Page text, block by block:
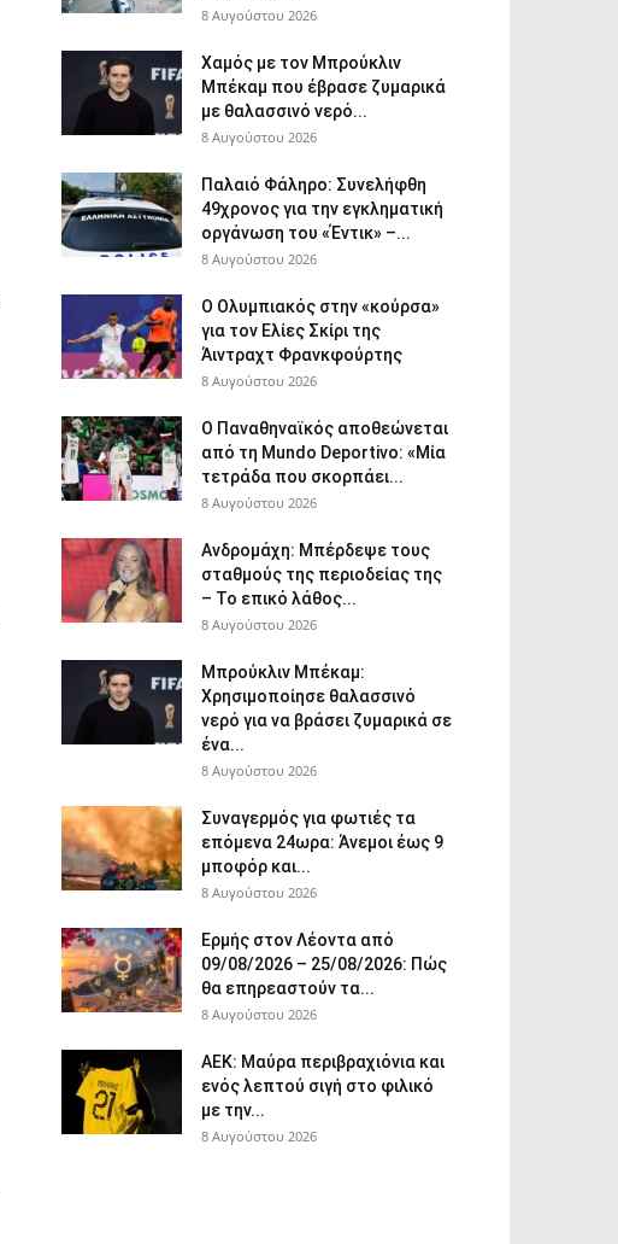
8 Αυγούστου 2026
Χαμός με τον Μπρούκλιν
Μπέκαμ που έβρασε ζυμαρικά
με θαλασσινό νερό...
8 Αυγούστου 2026
Παλαιό Φάληρο: Συνελήφθη
49χρονος για την εγκληματική
οργάνωση του «Έντικ» –...
8 Αυγούστου 2026
Ο Ολυμπιακός στην «κούρσα»
για τον Ελίες Σκίρι της
Άιντραχτ Φρανκφούρτης
8 Αυγούστου 2026
Ο Παναθηναϊκός αποθεώνεται
από τη Mundo Deportivo: «Μία
τετράδα που σκορπάει...
8 Αυγούστου 2026
Ανδρομάχη: Μπέρδεψε τους
σταθμούς της περιοδείας της
– Το επικό λάθος...
8 Αυγούστου 2026
Μπρούκλιν Μπέκαμ:
Χρησιμοποίησε θαλασσινό
νερό για να βράσει ζυμαρικά σε
ένα...
8 Αυγούστου 2026
Συναγερμός για φωτιές τα
επόμενα 24ωρα: Άνεμοι έως 9
μποφόρ και...
8 Αυγούστου 2026
Ερμής στον Λέοντα από
09/08/2026 – 25/08/2026: Πώς
θα επηρεαστούν τα...
8 Αυγούστου 2026
ΑΕΚ: Μαύρα περιβραχιόνια και
ενός λεπτού σιγή στο φιλικό
με την...
8 Αυγούστου 2026